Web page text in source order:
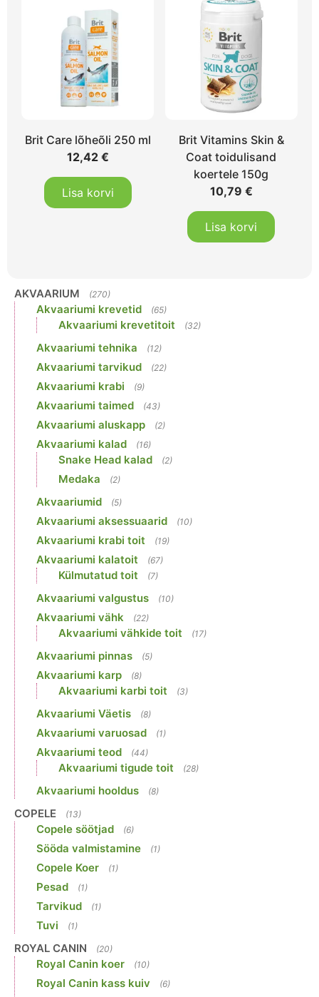
Brit Care lõheõli 250 ml
12,42 €
Lisa korvi
Brit Vitamins Skin &
Coat toidulisand
koertele 150g
10,79 €
Lisa korvi
AKVAARIUM (270)
Akvaariumi krevetid (65)
Akvaariumi krevetitoit (32)
Akvaariumi tehnika (12)
Akvaariumi tarvikud (22)
Akvaariumi krabi (9)
Akvaariumi taimed (43)
Akvaariumi aluskapp (2)
Akvaariumi kalad (16)
Snake Head kalad (2)
Medaka (2)
Akvaariumid (5)
Akvaariumi aksessuaarid (10)
Akvaariumi krabi toit (19)
Akvaariumi kalatoit (67)
Külmutatud toit (7)
Akvaariumi valgustus (10)
Akvaariumi vähk (22)
Akvaariumi vähkide toit (17)
Akvaariumi pinnas (5)
Akvaariumi karp (8)
Akvaariumi karbi toit (3)
Akvaariumi Väetis (8)
Akvaariumi varuosad (1)
Akvaariumi teod (44)
Akvaariumi tigude toit (28)
Akvaariumi hooldus (8)
COPELE (13)
Copele söötjad (6)
Sööda valmistamine (1)
Copele Koer (1)
Pesad (1)
Tarvikud (1)
Tuvi (1)
ROYAL CANIN (20)
Royal Canin koer (10)
Royal Canin kass kuiv (6)